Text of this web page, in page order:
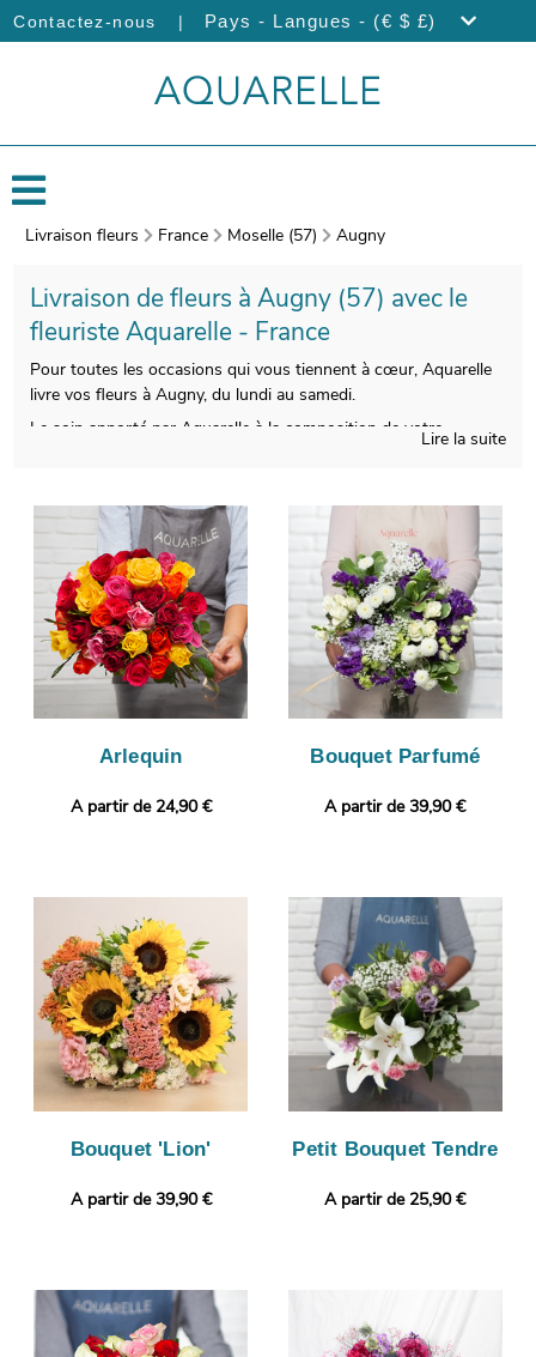
Contactez-nous | Pays - Langues - (€ $ £)
Livraison fleurs France Moselle (57) Augny
Livraison de fleurs à Augny (57) avec le
fleuriste Aquarelle - France
Pour toutes les occasions qui vous tiennent à cœur, Aquarelle
livre vos fleurs à Augny, du lundi au samedi.
Le soin apporté par Aquarelle à la composition de votre
à son transport, spécialement créé à cet effet, une
photographie de votre bouquet sera prise. Ensuite, nous vous
enverrons ce cliché par e-mail, avant sa livraison à Augny, à
votre destinataire. Rendez votre présent plus original encore en
joignant gratuitement une photo ou un message personnalisé.
Lire la suite
Arlequin
A partir de 24,90 €
Bouquet Parfumé
A partir de 39,90 €
Bouquet 'Lion'
A partir de 39,90 €
Petit Bouquet Tendre
A partir de 25,90 €